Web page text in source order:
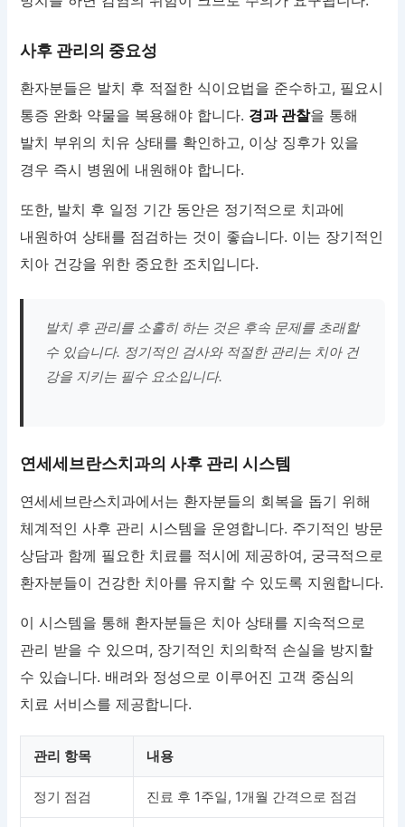
사후 관리의 중요성
환자분들은 발치 후 적절한 식이요법을 준수하고, 필요시
통증 완화 약물을 복용해야 합니다. 경과 관찰을 통해
발치 부위의 치유 상태를 확인하고, 이상 징후가 있을
경우 즉시 병원에 내원해야 합니다.
또한, 발치 후 일정 기간 동안은 정기적으로 치과에
내원하여 상태를 점검하는 것이 좋습니다. 이는 장기적인
치아 건강을 위한 중요한 조치입니다.
발치 후 관리를 소홀히 하는 것은 후속 문제를 초래할
수 있습니다. 정기적인 검사와 적절한 관리는 치아 건
강을 지키는 필수 요소입니다.
연세세브란스치과의 사후 관리 시스템
연세세브란스치과에서는 환자분들의 회복을 돕기 위해
체계적인 사후 관리 시스템을 운영합니다. 주기적인 방문
상담과 함께 필요한 치료를 적시에 제공하여, 궁극적으로
환자분들이 건강한 치아를 유지할 수 있도록 지원합니다.
이 시스템을 통해 환자분들은 치아 상태를 지속적으로
관리 받을 수 있으며, 장기적인 치의학적 손실을 방지할
수 있습니다. 배려와 정성으로 이루어진 고객 중심의
치료 서비스를 제공합니다.
관리 항목 내용
정기 점검 진료 후 1주일, 1개월 간격으로 점검